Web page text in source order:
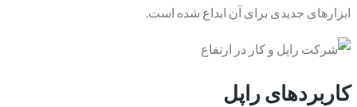
ابزارهای جدیدی برای آن ابداع شده است.
کاربردهای راپل